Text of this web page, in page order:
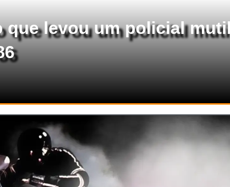
que levou um policial